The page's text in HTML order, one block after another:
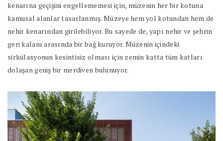
kenarına geçişini engellememesi için, müzenin her bir kotuna
kamusal alanlar tasarlanmış. Müzeye hem yol kotundan hem de
nehir kenarından girilebiliyor. Bu sayede de, yapı nehir ve şehrin
geri kalanı arasında bir bağ kuruyor. Müzenin içindeki
sirkülasyonun kesintisiz olması için zemin katta tüm katları
dolaşan geniş bir merdiven bulunuyor.